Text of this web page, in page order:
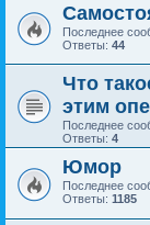
Последнее
Ответы: 44
Что
этим
Последнее
Ответы: 4
Юмор
Последнее
Ответы: 1185